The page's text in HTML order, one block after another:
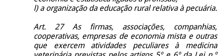
l) a organização da educação rural relativa à pecuária.
Art. 27 As firmas, associações, companhias,
cooperativas, empresas de economia mista e outras
que exercem atividades peculiares à medicina